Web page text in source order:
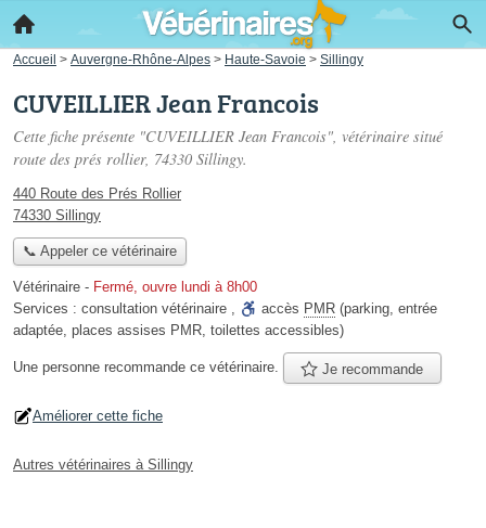
Accueil > Auvergne-Rhône-Alpes > Haute-Savoie > Sillingy
CUVEILLIER Jean Francois
Cette fiche présente "CUVEILLIER Jean Francois", vétérinaire situé
route des prés rollier, 74330 Sillingy.
440 Route des Prés Rollier
74330 Sillingy
📞 Appeler ce vétérinaire
Vétérinaire - Fermé, ouvre lundi à 8h00
Services : consultation vétérinaire , accès PMR (parking, entrée
adaptée, places assises PMR, toilettes accessibles)
Une personne recommande ce vétérinaire. Je recommande
Améliorer cette fiche
Autres vétérinaires à Sillingy